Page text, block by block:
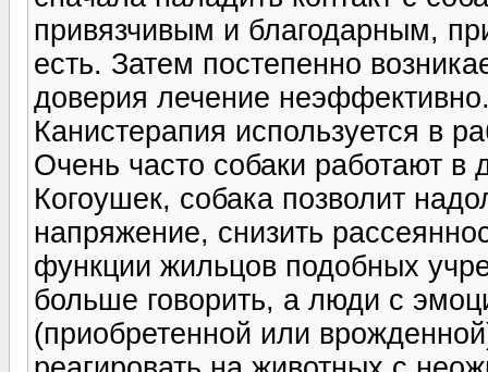
привязчивым и благодарным,
есть. Затем постепенно
доверия лечение
Канистерапия используется в
Очень часто собаки работают
Когоушек, собака позволит
напряжение, снизить
функции жильцов подобных
больше говорить, а люди с
(приобретенной или